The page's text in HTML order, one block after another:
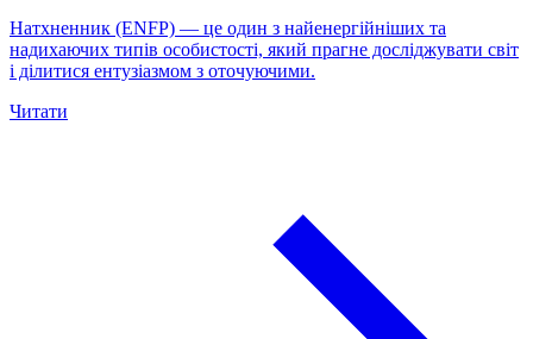
Натхненник (ENFP) — це один з найенергійніших та
надихаючих типів особистості, який прагне досліджувати світ
і ділитися ентузіазмом з оточуючими.
Читати